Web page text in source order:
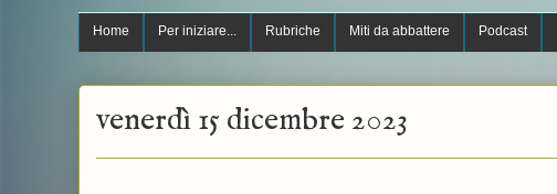
Home Per iniziare... Rubriche Miti da abbattere Podcast
venerdì 15 dicembre 2023